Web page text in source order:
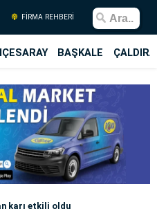
FİRMA REHBERİ
BAŞKALE
karı etkili oldu